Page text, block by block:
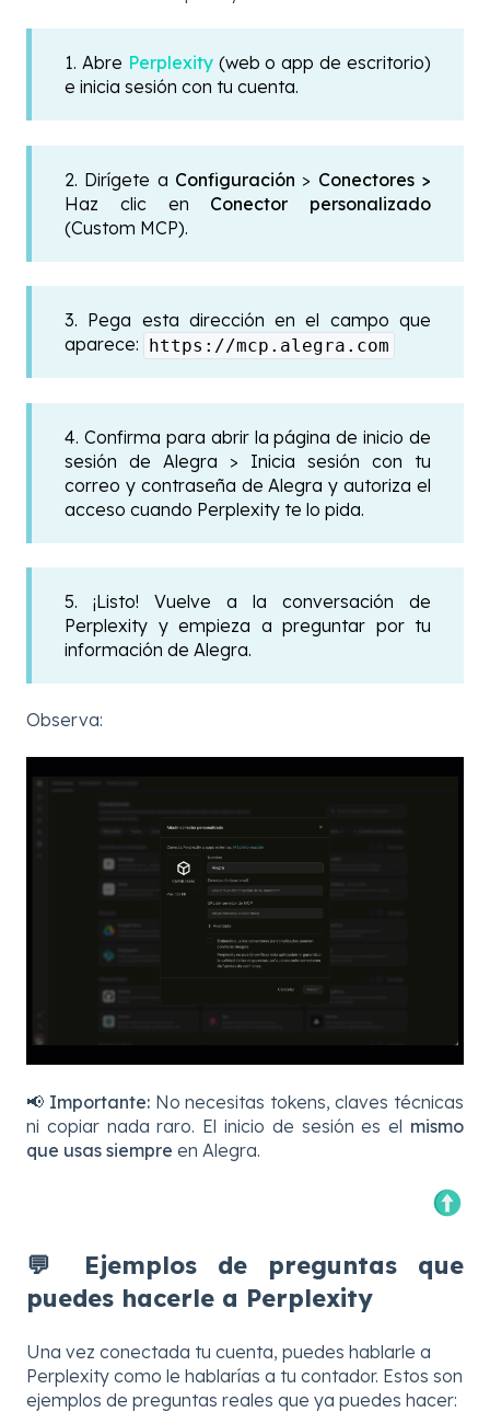
1. Abre Perplexity(web o app de escritorio)
e inicia sesión con tu cuenta.
2. Dirígete a Configuración > Conectores >
Haz clic en Conector personalizado
(Custom MCP).
3. Pega esta dirección en el campo que
aparece:
https://mcp.alegra.com
4. Confirma para abrir la página de inicio de
sesión de Alegra > Inicia sesión con tu
correo y contraseña de Alegra y autoriza el
acceso cuando Perplexity te lo pida.
5. ¡Listo! Vuelve a la conversación de
Perplexity y empieza a preguntar por tu
información de Alegra.
Observa:
📢 Importante: No necesitas tokens, claves técnicas
ni copiar nada raro. El inicio de sesión es el mismo
que usas siempre en Alegra.
💬 Ejemplos de preguntas que
puedes hacerle a Perplexity
Una vez conectada tu cuenta, puedes hablarle a
Perplexity como le hablarías a tu contador. Estos son
ejemplos de preguntas reales que ya puedes hacer: